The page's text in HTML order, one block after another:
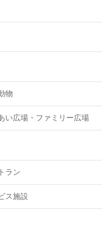
物
い広場・ファミリー広場
ラン
ス施設